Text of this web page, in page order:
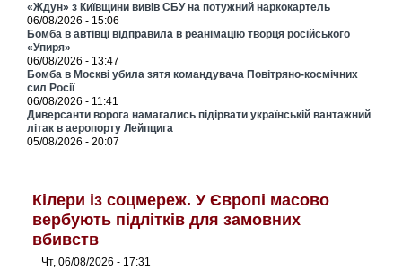
«Ждун» з Київщини вивів СБУ на потужний наркокартель
06/08/2026 - 15:06
Бомба в автівці відправила в реанімацію творця російського
«Упиря»
06/08/2026 - 13:47
Бомба в Москві убила зятя командувача Повітряно-космічних
сил Росії
06/08/2026 - 11:41
Диверсанти ворога намагались підірвати українській вантажний
літак в аеропорту Лейпцига
05/08/2026 - 20:07
Кілери із соцмереж. У Європі масово
вербують підлітків для замовних
вбивств
Чт, 06/08/2026 - 17:31